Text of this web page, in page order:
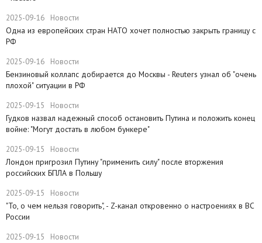
2025-09-16 Новости
Одна из европейских стран НАТО хочет полностью закрыть границу с
РФ
2025-09-16 Новости
​Бензиновый коллапс добирается до Москвы - Reuters узнал об "очень
плохой" ситуации в РФ
2025-09-15 Новости
Гудков назвал надежный способ остановить Путина и положить конец
войне: "Могут достать в любом бункере"
2025-09-15 Новости
Лондон пригрозил Путину "применить силу" после вторжения
российских БПЛА в Польшу
2025-09-15 Новости
"То, о чем нельзя говорить", - Z-канал откровенно о настроениях в ВС
России
2025-09-15 Новости